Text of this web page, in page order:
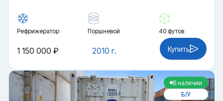
Рефрижератор Поршневой 40 футов
2010 г.
1 150 000 ₽ Купить
В наличии
Б/У